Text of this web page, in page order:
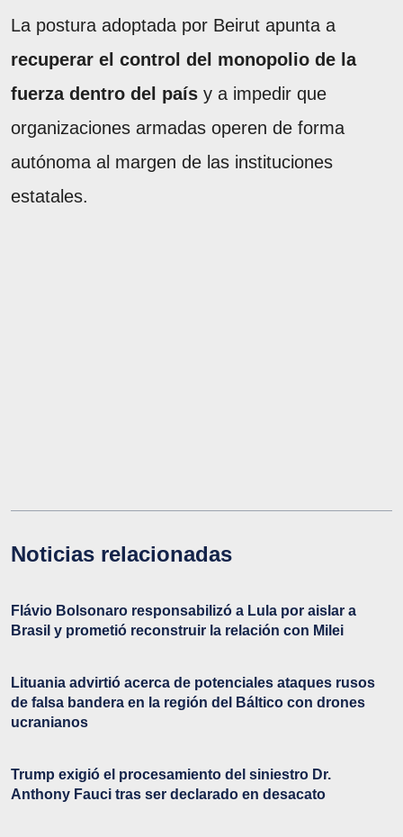
La postura adoptada por Beirut apunta a
recuperar el control del monopolio de la
fuerza dentro del país y a impedir que
organizaciones armadas operen de forma
autónoma al margen de las instituciones
estatales.
Noticias relacionadas
Flávio Bolsonaro responsabilizó a Lula por aislar a
Brasil y prometió reconstruir la relación con Milei
Lituania advirtió acerca de potenciales ataques rusos
de falsa bandera en la región del Báltico con drones
ucranianos
Trump exigió el procesamiento del siniestro Dr.
Anthony Fauci tras ser declarado en desacato